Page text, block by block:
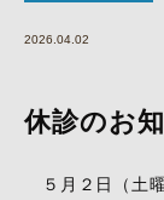
2026.04.02
休診のお
５月２日（土